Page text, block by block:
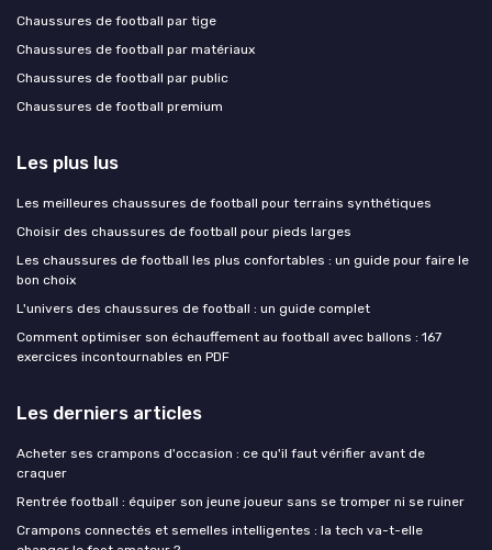
Chaussures de football par tige
Chaussures de football par matériaux
Chaussures de football par public
Chaussures de football premium
Les plus lus
Les meilleures chaussures de football pour terrains synthétiques
Choisir des chaussures de football pour pieds larges
Les chaussures de football les plus confortables : un guide pour faire le
bon choix
L'univers des chaussures de football : un guide complet
Comment optimiser son échauffement au football avec ballons : 167
exercices incontournables en PDF
Les derniers articles
Acheter ses crampons d'occasion : ce qu'il faut vérifier avant de
craquer
Rentrée football : équiper son jeune joueur sans se tromper ni se ruiner
Crampons connectés et semelles intelligentes : la tech va-t-elle